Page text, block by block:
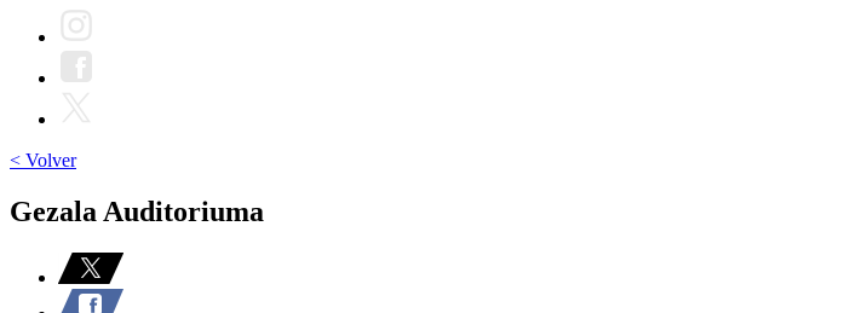
< Volver
Gezala Auditoriuma